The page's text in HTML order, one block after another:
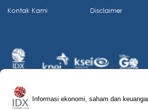
Informasi ekonomi, saham dan
Kontak Kami
Disclaimer
© 2026 IDX Channel. All Rights